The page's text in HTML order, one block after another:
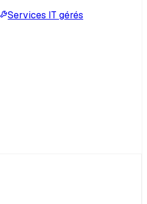
Services IT gérés